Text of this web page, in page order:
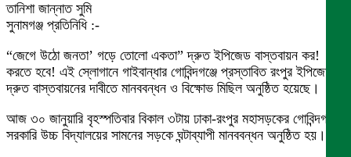
তানিশা জান্নাত সুমি
সুনামগঞ্জ প্রতিনিধি :-
“জেগে উঠো জনতা’ গড়ে তোলো একতা” দ্রুত ইপিজেড বাস্তবায়ন কর!
করতে হবে! এই স্লোগানে গাইবান্ধার গোবিন্দগঞ্জে প্রস্তাবিত রংপুর ইপিজেড
দ্রুত বাস্তবায়নের দাবীতে মানববন্ধন ও বিক্ষোভ মিছিল অনুষ্ঠিত হয়েছে।
আজ ৩০ জানুয়ারি বৃহস্পতিবার বিকাল ৩টায় ঢাকা-রংপুর মহাসড়কের গোবিন্দগঞ্জ
সরকারি উচ্চ বিদ্যালয়ের সামনের সড়কে ঘন্টাব্যাপী মানববন্ধন অনুষ্ঠিত হয়।